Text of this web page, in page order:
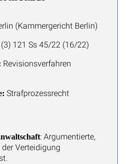
(Kammergericht Berlin)
(3) 121 Ss 45/22 (16/22)
Revisionsverfahren
Strafprozessrecht
: Argumentierte,
Verteidigung